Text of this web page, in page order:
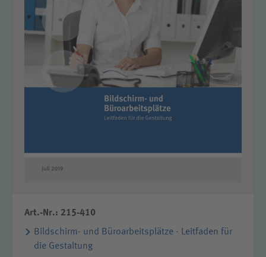
Art.-Nr.: 215-410
Bildschirm- und Büroarbeitsplätze - Leitfaden für
die Gestaltung